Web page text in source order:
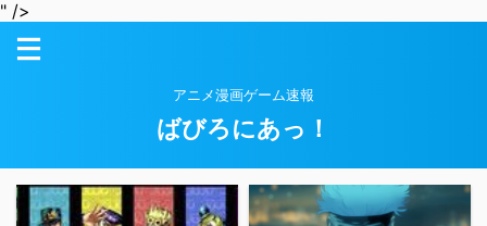
" />
アニメ漫画ゲーム速報
ばびろにあっ！